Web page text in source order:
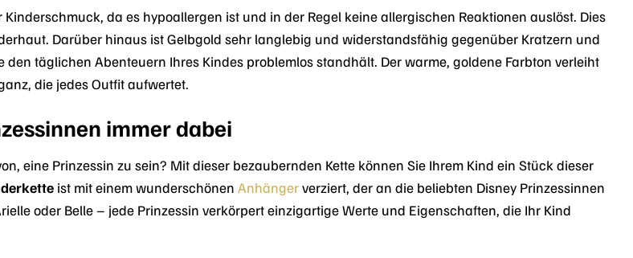
da es hypoallergen ist und in der Regel keine allergischen Reaktionen auslöst. Dies
Darüber hinaus ist Gelbgold sehr langlebig und widerstandsfähig gegenüber Kratzern und
den täglichen Abenteuern Ihres Kindes problemlos standhält. Der warme, goldene Farbton verleiht
die jedes Outfit aufwertet.
immer dabei
eine Prinzessin zu sein? Mit dieser bezaubernden Kette können Sie Ihrem Kind ein Stück dieser
ist mit einem wunderschönen Anhängerverziert, der an die beliebten Disney Prinzessinnen
oder Belle – jede Prinzessin verkörpert einzigartige Werte und Eigenschaften, die Ihr Kind